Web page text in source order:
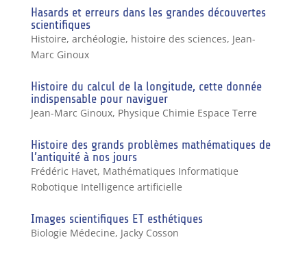
Hasards et erreurs dans les grandes découvertes
scientifiques
Histoire, archéologie, histoire des sciences, Jean-
Marc Ginoux
Histoire du calcul de la longitude, cette donnée
indispensable pour naviguer
Jean-Marc Ginoux, Physique Chimie Espace Terre
Histoire des grands problèmes mathématiques de
l’antiquité à nos jours
Frédéric Havet, Mathématiques Informatique
Robotique Intelligence artificielle
Images scientifiques ET esthétiques
Biologie Médecine, Jacky Cosson